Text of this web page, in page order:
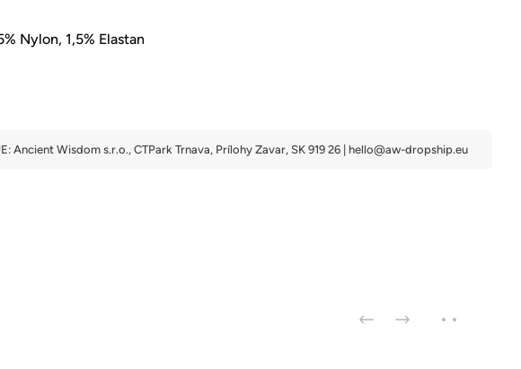
Nylon, 1,5% Elastan